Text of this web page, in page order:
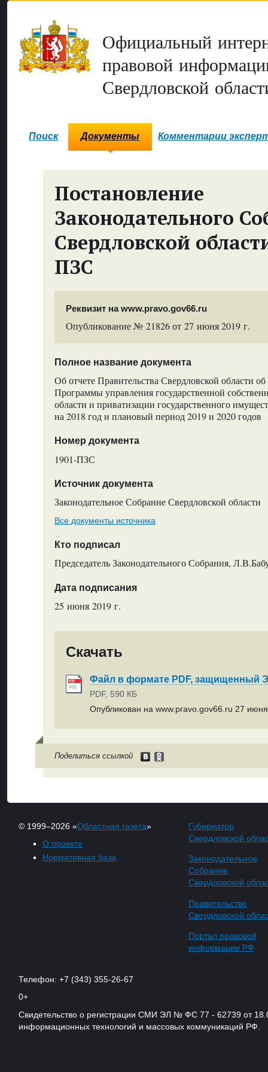
Официальный
правовой
Свердловской
Поиск Документы Комментарии
Постановление
Законодательного
Свердловской
ПЗС
Реквизит на www.pravo.gov66.ru
Опубликование № 21826 от 27 июня 2019 г.
Полное название документа
Об отчете Правительства Свердловской области
Программы управления государственной
области и приватизации государственного
на 2018 год и плановый период 2019 и 2020 годов
Номер документа
1901-ПЗС
Источник документа
Законодательное Собрание Свердловской области
Все документы источника
Кто подписал
Председатель Законодательного Собрания,
Дата подписания
25 июня 2019 г.
Скачать
Файл в формате PDF, защищенный
PDF, 590 КБ
Опубликован на www.pravo.gov66.ru 27 июня
Поделиться ссылкой
© 1999–2026 «Областная газета»
О проекте
Нормативная база
Губернатор
Свердловской
Законодательное
Собрание
Свердловской
Правительство
Свердловской
Портал правовой
информации РФ
Телефон: +7 (343) 355-26-67
0+
Свидетельство о регистрации СМИ ЭЛ № ФС 77 - 62739 от
информационных технологий и массовых коммуникаций РФ.